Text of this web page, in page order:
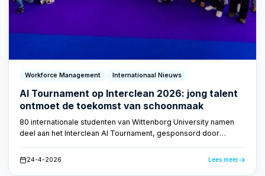
Workforce Management Internationaal Nieuws
AI Tournament op Interclean 2026: jong talent
ontmoet de toekomst van schoonmaak
80 internationale studenten van Wittenborg University namen
deel aan het Interclean AI Tournament, gesponsord door
schoonmaakbranche — bewijs dat de toekomst van
24-4-2026 Lees meer